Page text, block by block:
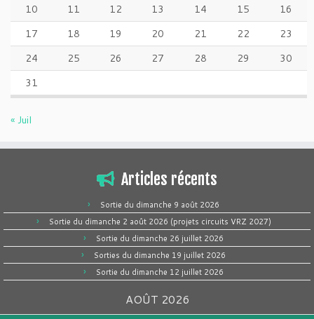
10
11 12 13 14 15
16
17
18 19 20 21 22
23
24
25 26 27 28 29
30
31
« Juil
Articles récents
Sortie du dimanche 9 août 2026
Sortie du dimanche 2 août 2026 (projets circuits VRZ 2027)
Sortie du dimanche 26 juillet 2026
Sorties du dimanche 19 juillet 2026
Sortie du dimanche 12 juillet 2026
AOÛT 2026